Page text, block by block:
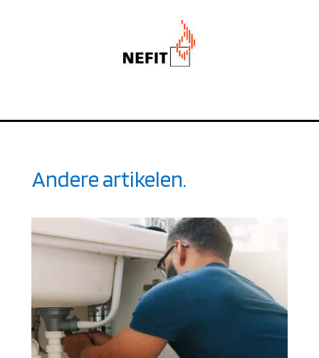
Andere artikelen.